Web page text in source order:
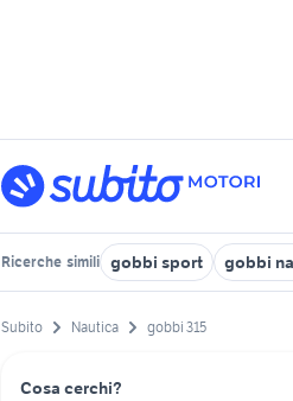
Ricerche simili gobbi sport gobbi
Subito Nautica gobbi 315
Cosa cerchi?